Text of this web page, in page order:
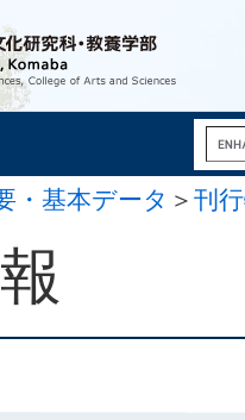
・基本データ ＞ 刊